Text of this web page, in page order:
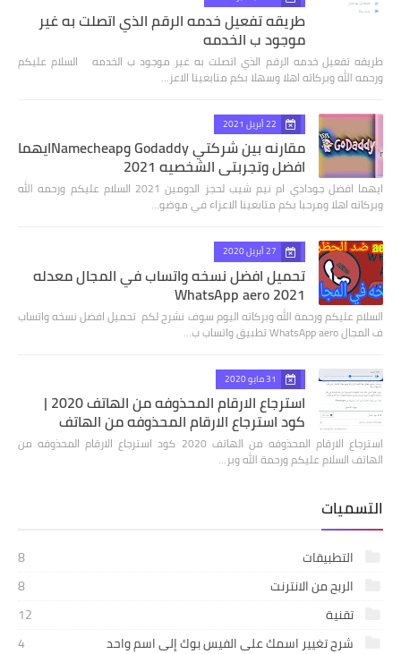
طريقه تفعيل خدمه الرقم الذي اتصلت به غير
موجود ب الخدمه
طريقه تفعيل خدمه الرقم الذي اتصلت به غير موجود ب الخدمه السلام عليكم
ورحمه الله وبركاته اهلا وسهلا بكم متابعينا الاعز…
22 أبريل 2021
مقارنه بين شركتي Godaddy وNamecheapايهما
افضل وتجربتي الشخصيه 2021
ايهما افضل جودادي ام نيم شيب لحجز الدومين 2021 السلام عليكم ورحمه الله
وبركاته اهلا ومرحبا بكم متابعينا الاعزاء في موضو…
27 أبريل 2020
تحميل افضل نسخه واتساب في المجال معدله
2021 WhatsApp aero
السلام عليكم ورحمة الله وبركاته اليوم سوف نشرح لكم تحميل افضل نسخه واتساب
ف المجال WhatsApp aero تطبيق واتساب ب…
31 مايو 2020
استرجاع الارقام المحذوفه من الهاتف 2020 |
كود استرجاع الارقام المحذوفه من الهاتف
استرجاع الارقام المحذوفه من الهاتف 2020 كود استرجاع الارقام المحذوفه من
الهاتف السلام عليكم ورحمة الله وبر…
التسميات
التطبيقات
8
الربح من الانترنت
8
تقنية
12
شرح تغيير اسمك على الفيس بوك إلى اسم واحد
4